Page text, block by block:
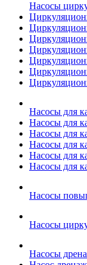
Насосы
Насосы для
Насосы для
Насосы для
Насосы для
Насосы для
Насосы для
Насосы
Насосы
Насосы